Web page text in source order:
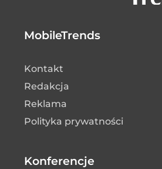
MobileTrends
Kontakt
Redakcja
Reklama
Polityka prywatności
Konferencje